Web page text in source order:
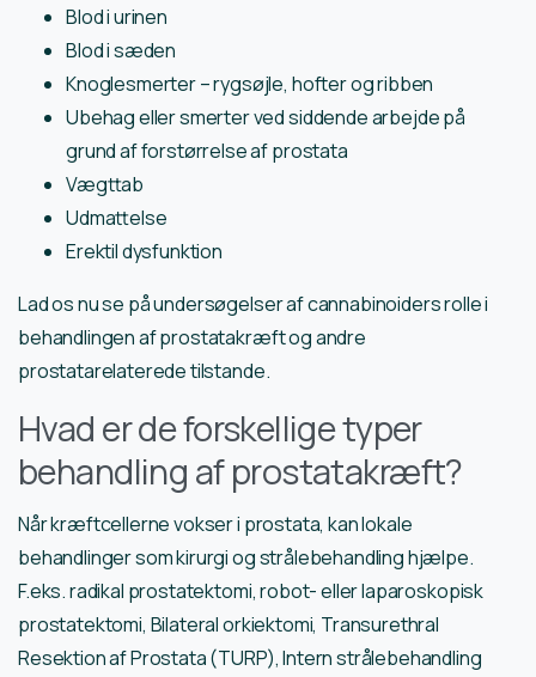
Blod i urinen
Blod i sæden
Knoglesmerter – rygsøjle, hofter og ribben
Ubehag eller smerter ved siddende arbejde på
grund af forstørrelse af prostata
Vægttab
Udmattelse
Erektil dysfunktion
Lad os nu se på undersøgelser af cannabinoiders rolle i
behandlingen af prostatakræft og andre
prostatarelaterede tilstande.
Hvad er de forskellige typer
behandling af prostatakræft?
Når kræftcellerne vokser i prostata, kan lokale
behandlinger som kirurgi og strålebehandling hjælpe.
F.eks. radikal prostatektomi, robot- eller laparoskopisk
prostatektomi, Bilateral orkiektomi, Transurethral
Resektion af Prostata (TURP), Intern strålebehandling